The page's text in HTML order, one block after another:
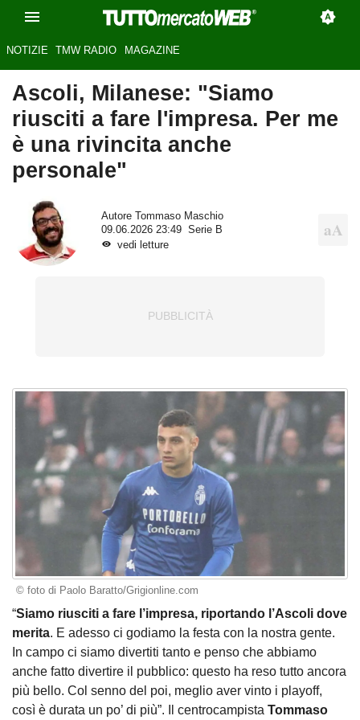
NOTIZIE TMW RADIO MAGAZINE
Ascoli, Milanese: "Siamo
riusciti a fare l'impresa. Per me
è una rivincita anche
personale"
Autore
Tommaso Maschio
09.06.2026 23:49
Serie B
vedi letture
© foto di Paolo Baratto/Grigionline.com
“Siamo riusciti a fare l’impresa, riportando l’Ascoli dove
merita. E adesso ci godiamo la festa con la nostra gente.
In campo ci siamo divertiti tanto e penso che abbiamo
anche fatto divertire il pubblico: questo ha reso tutto ancora
più bello. Col senno del poi, meglio aver vinto i playoff,
così è durata un po’ di più”. Il centrocampista Tommaso